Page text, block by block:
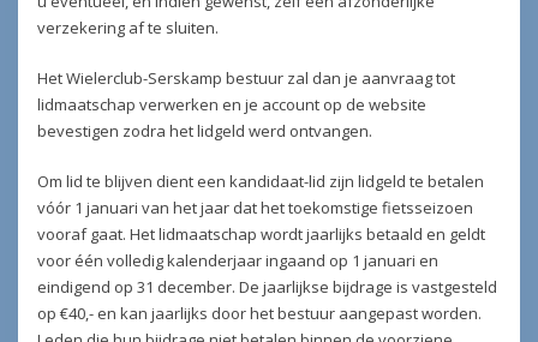
verzekering af te sluiten.
Het Wielerclub-Serskamp bestuur zal dan je aanvraag tot
lidmaatschap verwerken en je account op de website
bevestigen zodra het lidgeld werd ontvangen.
Om lid te blijven dient een kandidaat-lid zijn lidgeld te betalen
vóór 1 januari van het jaar dat het toekomstige fietsseizoen
vooraf gaat. Het lidmaatschap wordt jaarlijks betaald en geldt
voor één volledig kalenderjaar ingaand op 1 januari en
eindigend op 31 december. De jaarlijkse bijdrage is vastgesteld
op €40,- en kan jaarlijks door het bestuur aangepast worden.